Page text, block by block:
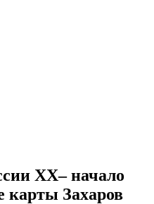
XX– начало
карты Захаров